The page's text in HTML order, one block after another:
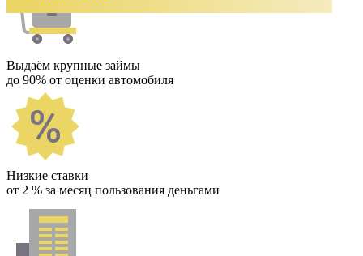
Выдаём крупные займы
до 90% от оценки автомобиля
Низкие ставки
от 2 % за месяц пользования деньгами